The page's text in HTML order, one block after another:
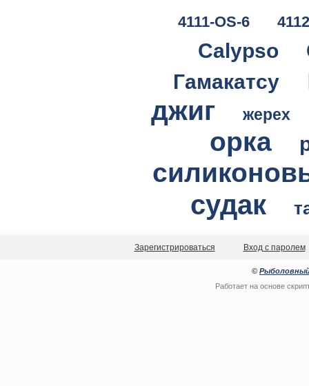
4111-OS-6
Calypso
Гамакатсу
джиг
жерех
орка
судак
Зарегистрироваться Вход с паролем
© Рыболовный
Работает на основе